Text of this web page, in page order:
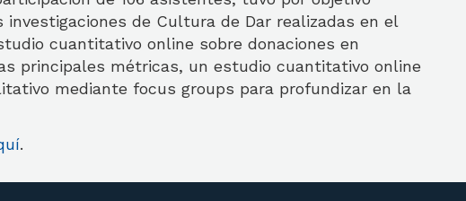
de Cultura de Dar realizadas en el
cuantitativo online sobre donaciones en
principales métricas, un estudio cuantitativo online
mediante focus groups para profundizar en la
.